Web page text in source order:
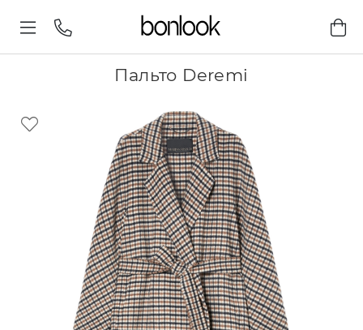
Пальто Deremi